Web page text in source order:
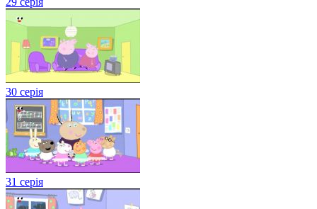
30 серія
31 серія